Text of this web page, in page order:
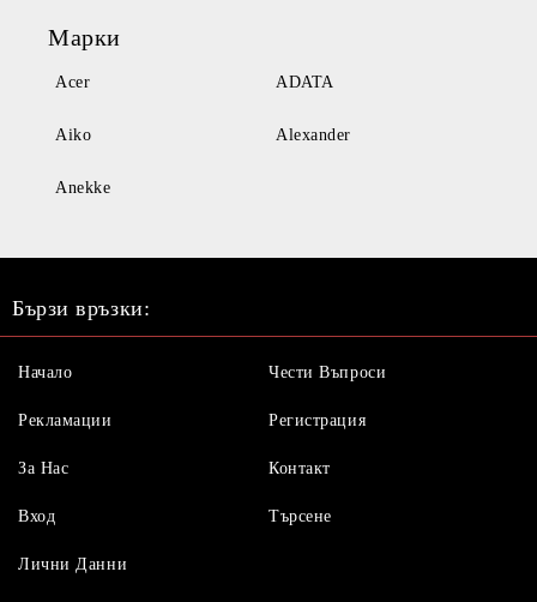
Марки
Acer ADATA
Aiko Alexander
Anekke
Бързи връзки:
Начало
Рекламации
За Нас
Вход
Чести Въпроси
Регистрация
Контакт
Търсене
Лични Данни